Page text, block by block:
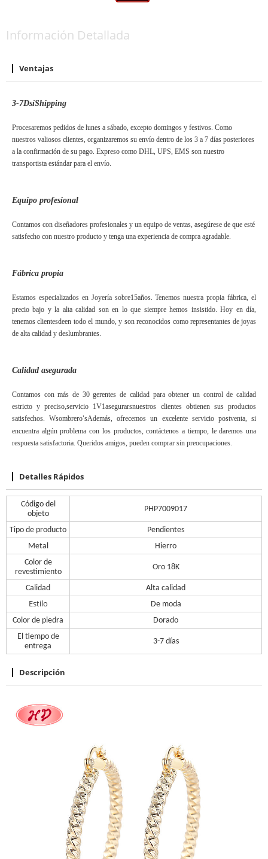
Información Detallada
Ventajas
3-7DsíShipping
Procesaremos pedidos de lunes a sábado, excepto domingos y festivos. Como
nuestros valiosos clientes, organizaremos su envío dentro de los 3 a 7 días posteriores
a la confirmación de su pago. Expreso como DHL, UPS, EMS son nuestro
transportista estándar para el envío.
Equipo profesional
Contamos con diseñadores profesionales y un equipo de ventas, asegúrese de que esté
satisfecho con nuestro producto y tenga una experiencia de compra agradable.
Fábrica propia
Estamos especializados en Joyería sobre15años. Tenemos nuestra propia fábrica, el
precio bajo y la alta calidad son en lo que siempre hemos insistido. Hoy en día,
tenemos clientesdeen todo el mundo, y son reconocidos como representantes de joyas
de alta calidad y deslumbrantes.
Calidad asegurada
Contamos con más de 30 gerentes de calidad para obtener un control de calidad
estricto y preciso,servicio 1V1asegurarsnuestros clientes obtienen sus productos
satisfechos. Wsombrero'sAdemás, ofrecemos un excelente servicio postventa, si
encuentra algún problema con los productos, contáctenos a tiempo, le daremos una
respuesta satisfactoria. Queridos amigos, pueden comprar sin preocupaciones.
Detalles Rápidos
Código del
objeto
PHP7009017
Tipo de producto
Pendientes
Metal
Hierro
Color de
revestimiento
Oro 18K
Calidad Alta calidad
Estilo
De moda
Color de piedra
Dorado
El tiempo de
entrega
3-7 días
Descripción